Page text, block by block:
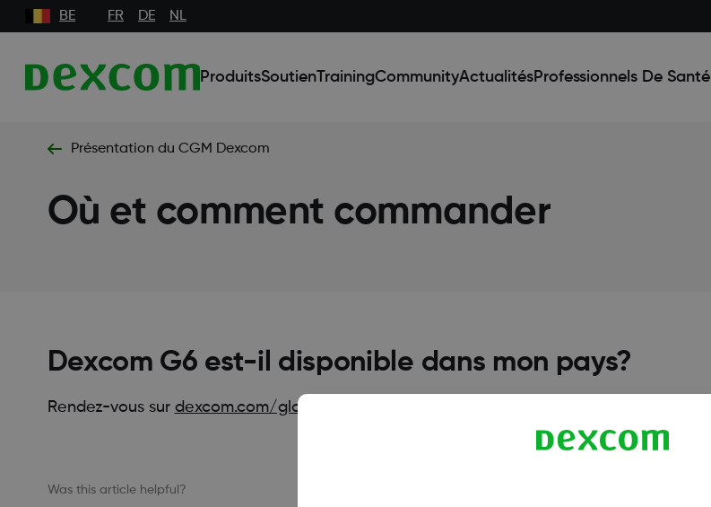
BE FR DE NL
ProduitsSoutienTrainingCommunityActualitésProfessionnels De Santé
Présentation du CGM Dexcom
Où et comment commander
Dexcom G6 est-il disponible dans mon pays?
Rendez-vous sur dexcom.com/global
Was this article helpful?